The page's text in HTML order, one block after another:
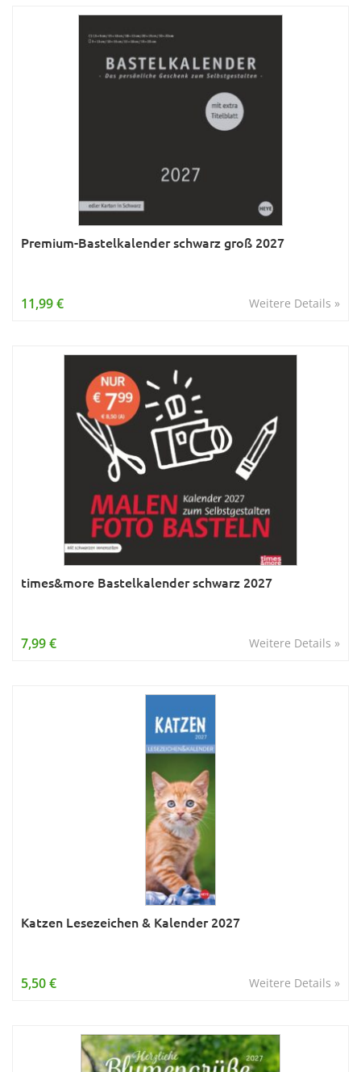
Premium-Bastelkalender schwarz groß 2027
Weitere Details »
11,99 €
times&more Bastelkalender schwarz 2027
Weitere Details »
7,99 €
Katzen Lesezeichen & Kalender 2027
Weitere Details »
5,50 €